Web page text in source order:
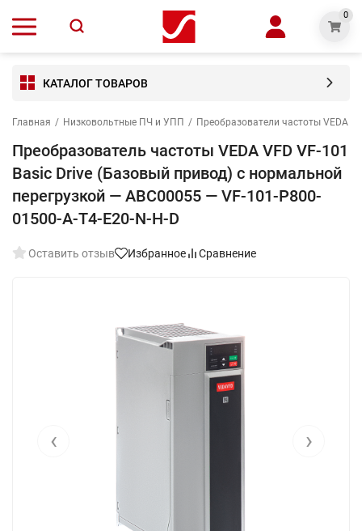
0
КАТАЛОГ ТОВАРОВ
Главная / Низковольтные ПЧ и УПП / Преобразователи частоты VEDA
Преобразователь частоты VEDA VFD VF-101
Basic Drive (Базовый привод) c нормальной
перегрузкой — ABC00055 — VF-101-P800-
01500-A-T4-E20-N-H-D
Оставить отзыв Избранное Сравнение
‹ ›